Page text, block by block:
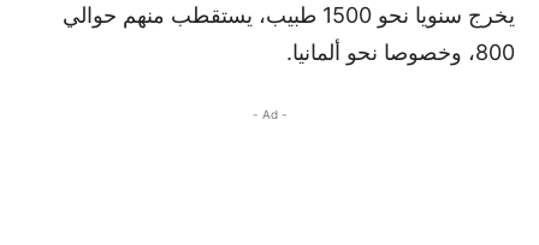
يخرج سنويا نحو 1500 طبيب، يستقطب منهم حوالي
800، وخصوصا نحو ألمانيا.
- Ad -